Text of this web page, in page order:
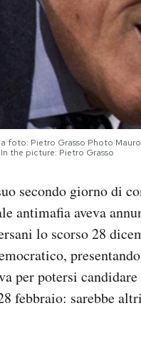
foto: Pietro Grasso Photo
the picture: Pietro Grasso
secondo giorno di
antimafia aveva
lo scorso 28
per potersi
febbraio: sarebbe